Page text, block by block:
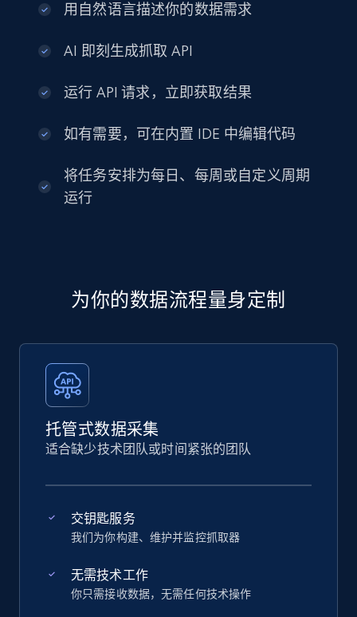
用自然语言描述你的数据需求
AI 即刻生成抓取 API
运行 API 请求，立即获取结果
如有需要，可在内置 IDE 中编辑代码
将任务安排为每日、每周或自定义周期
运行
为你的数据流程量身定制
托管式数据采集
适合缺少技术团队或时间紧张的团队
交钥匙服务
我们为你构建、维护并监控抓取器
无需技术工作
你只需接收数据，无需任何技术操作